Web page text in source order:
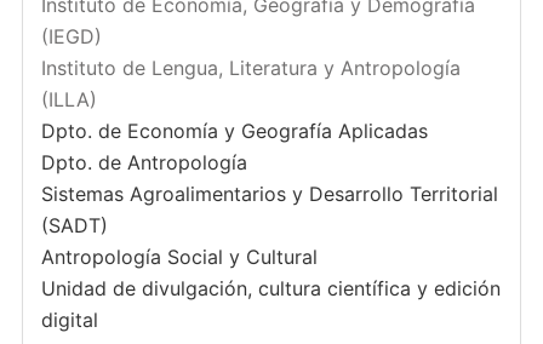
Instituto de Economía, Geografía y Demografía
(IEGD)
Instituto de Lengua, Literatura y Antropología
(ILLA)
Dpto. de Economía y Geografía Aplicadas
Dpto. de Antropología
Sistemas Agroalimentarios y Desarrollo Territorial
(SADT)
Antropología Social y Cultural
Unidad de divulgación, cultura científica y edición
digital